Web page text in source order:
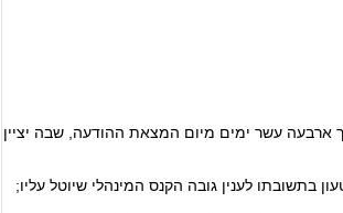
עשר ימים מיום המצאת ההודעה, שבה יציין